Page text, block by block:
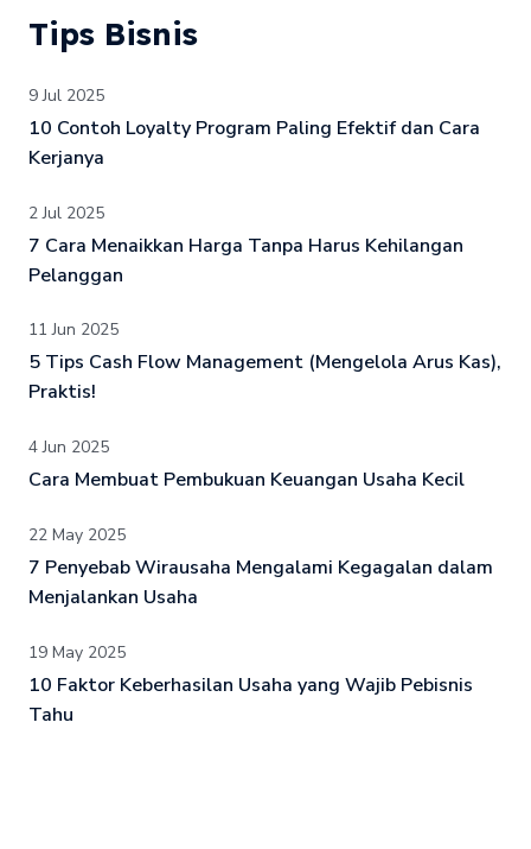
Tips Bisnis
9 Jul 2025
10 Contoh Loyalty Program Paling Efektif dan Cara
Kerjanya
2 Jul 2025
7 Cara Menaikkan Harga Tanpa Harus Kehilangan
Pelanggan
11 Jun 2025
5 Tips Cash Flow Management (Mengelola Arus Kas),
Praktis!
4 Jun 2025
Cara Membuat Pembukuan Keuangan Usaha Kecil
22 May 2025
7 Penyebab Wirausaha Mengalami Kegagalan dalam
Menjalankan Usaha
19 May 2025
10 Faktor Keberhasilan Usaha yang Wajib Pebisnis
Tahu